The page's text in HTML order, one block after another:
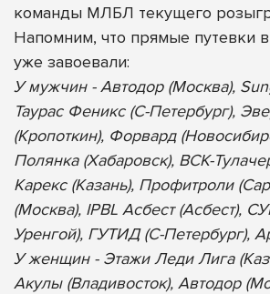
команды МЛБЛ текущего
Напомним, что прямые путевки
уже завоевали:
У мужчин - Автодор (Москва),
Таурас Феникс (С-Петербург),
(Кропоткин), Форвард
Полянка (Хабаровск), ВСК-
Карекс (Казань), Профитроли
(Москва), IPBL Асбест (Асбест),
Уренгой), ГУТИД (С-Петербург),
У женщин - Этажи Леди Лига
Акулы (Владивосток), Автодор